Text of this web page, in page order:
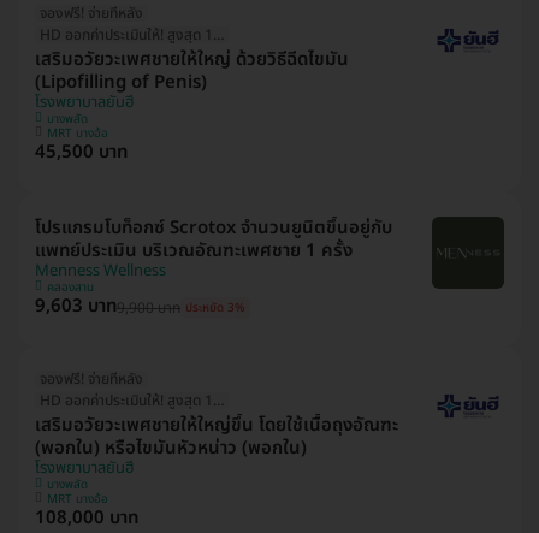
จองฟรี! จ่ายทีหลัง
HD ออกค่าประเมินให้! สูงสุด 1500 บ.
เสริมอวัยวะเพศชายให้ใหญ่ ด้วยวิธีฉีดไขมัน
(Lipofilling of Penis)
โรงพยาบาลยันฮี
บางพลัด
MRT บางอ้อ
45,500 บาท
โปรแกรมโบท็อกซ์ Scrotox จำนวนยูนิตขึ้นอยู่กับ
แพทย์ประเมิน บริเวณอัณฑะเพศชาย 1 ครั้ง
Menness Wellness
คลองสาน
9,603 บาท9,900 บาท ประหยัด 3%
จองฟรี! จ่ายทีหลัง
HD ออกค่าประเมินให้! สูงสุด 1500 บ.
เสริมอวัยวะเพศชายให้ใหญ่ขึ้น โดยใช้เนื้อถุงอัณฑะ
(พอกใน) หรือไขมันหัวหน่าว (พอกใน)
โรงพยาบาลยันฮี
บางพลัด
MRT บางอ้อ
108,000 บาท